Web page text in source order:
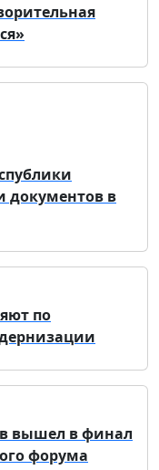
документов в
по
вышел в финал
форума